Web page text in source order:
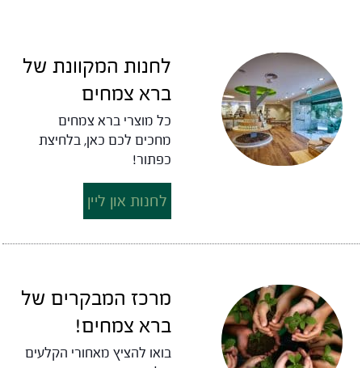
לחנות המקוונת של
ברא צמחים
כל מוצרי ברא צמחים
מחכים לכם כאן, בלחיצת
כפתור!
לחנות און ליין
מרכז המבקרים של
ברא צמחים!
בואו להציץ מאחורי הקלעים